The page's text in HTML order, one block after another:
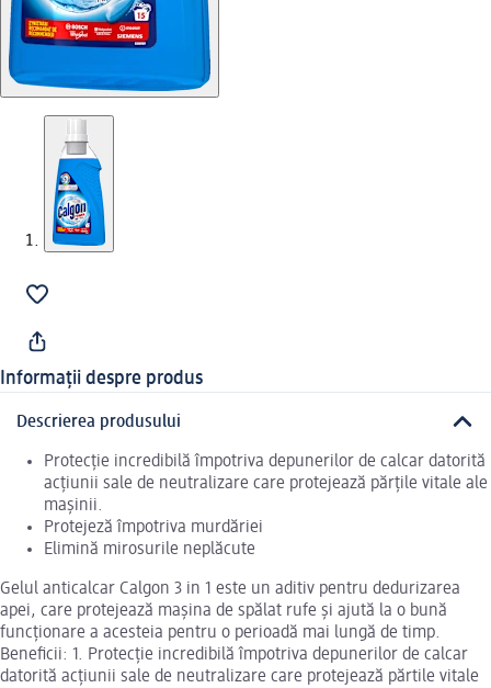
Informații despre produs
Descrierea produsului
Protecție incredibilă împotriva depunerilor de calcar datorită
acțiunii sale de neutralizare care protejează părțile vitale ale
mașinii.
Protejeză împotriva murdăriei
Elimină mirosurile neplăcute
Gelul anticalcar Calgon 3 in 1 este un aditiv pentru dedurizarea
apei, care protejează mașina de spălat rufe și ajută la o bună
funcționare a acesteia pentru o perioadă mai lungă de timp.
Beneficii: 1. Protecție incredibilă împotriva depunerilor de calcar
datorită acțiunii sale de neutralizare care protejează părtile vitale